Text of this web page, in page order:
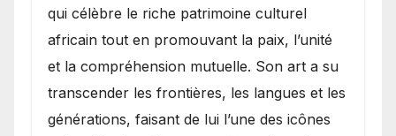
qui célèbre le riche patrimoine culturel
africain tout en promouvant la paix, l’unité
et la compréhension mutuelle. Son art a su
transcender les frontières, les langues et les
générations, faisant de lui l’une des icônes